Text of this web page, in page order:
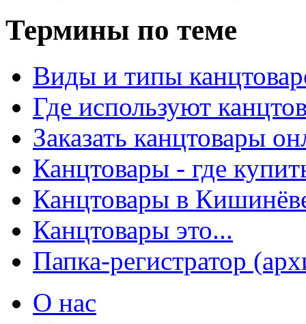
Термины по теме
Виды и типы
Где используют
Заказать канцтовары
Канцтовары - где
Канцтовары в
Канцтовары это...
Папка-регистратор
О нас